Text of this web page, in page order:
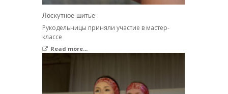
Лоскутное шитье
Рукодельницы приняли участие в мастер-
классе
Read more...